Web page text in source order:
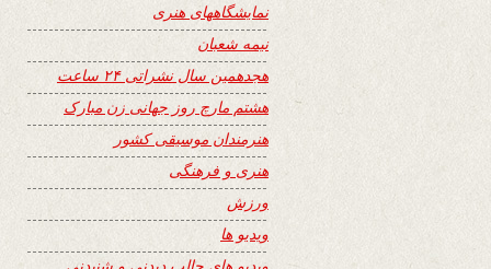
نمایشگاههای هنری
نیمه شعبان
هجدهمین سال نشراتی ۲۴ ساعت
هشتم مارچ روز جهانی زن مبارک
هنرمندان موسیقی کشور
هنری و فرهنگی
ورزش
ویدیو ها